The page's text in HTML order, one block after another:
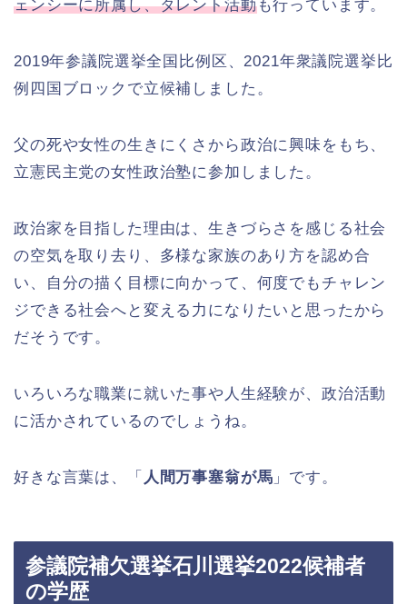
ェンシーに所属し、タレント活動も行っています。
2019年参議院選挙全国比例区、2021年衆議院選挙比
例四国ブロックで立候補しました。
父の死や女性の生きにくさから政治に興味をもち、
立憲民主党の女性政治塾に参加しました。
政治家を目指した理由は、生きづらさを感じる社会
の空気を取り去り、多様な家族のあり方を認め合
い、自分の描く目標に向かって、何度でもチャレン
ジできる社会へと変える力になりたいと思ったから
だそうです。
いろいろな職業に就いた事や人生経験が、政治活動
に活かされているのでしょうね。
好きな言葉は、「 人間万事塞翁が馬 」です。
参議院補欠選挙石川選挙2022候補者
の学歴